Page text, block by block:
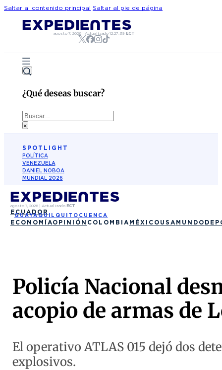
Saltar al contenido principal Saltar al pie de página
agosto 7, 2026 |Actualizado12:27:39 ECT
¿Qué deseas buscar?
Buscar
×
SPOTLIGHT
POLÍTICA
VENEZUELA
DANIEL NOBOA
MUNDIAL 2026
agosto 7, 2026| Actualizado ECT
ECUADOR
GUAYAQUIL QUITO CUENCA
ECONOMÍAOPINIÓN COLOMBIA MÉXICO USA MUNDO
Policía Nacional
acopio de armas de
El operativo ATLAS 015 dejó dos
explosivos.